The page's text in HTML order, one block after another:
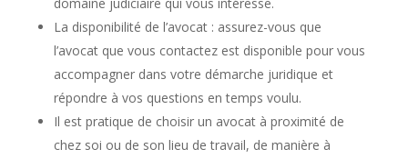
La disponibilité de l’avocat : assurez-vous que
l’avocat que vous contactez est disponible pour vous
accompagner dans votre démarche juridique et
répondre à vos questions en temps voulu.
Il est pratique de choisir un avocat à proximité de
chez soi ou de son lieu de travail, de manière à